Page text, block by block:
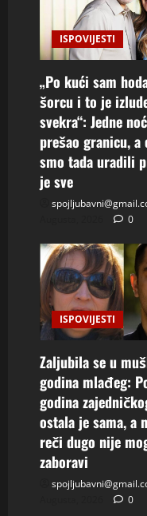
ISPOVIJESTI
„Po kući sam
šorcu i to je
svekra“: Jedne
prešao granicu, a
smo tada uradili
je sve
0
ISPOVIJESTI
Zaljubila se u
godina mlađeg:
godina
ostala je sama, a
reči dugo nije
zaboravi
0